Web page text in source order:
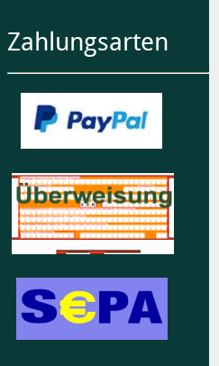
Zahlungsarten